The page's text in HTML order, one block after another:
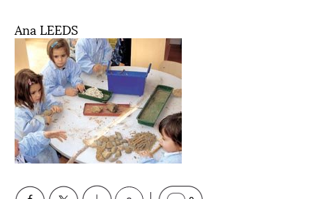
Ana LEEDS